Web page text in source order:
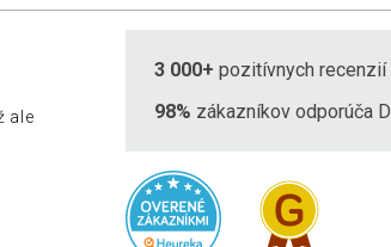
ale
3 000+ pozitívnych recenzií
98% zákazníkov odporúča